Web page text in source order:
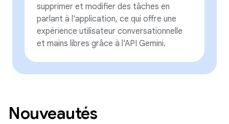
supprimer et modifier des tâches en
parlant à l'application, ce qui offre une
expérience utilisateur conversationnelle
et mains libres grâce à l'API Gemini.
Nouveautés